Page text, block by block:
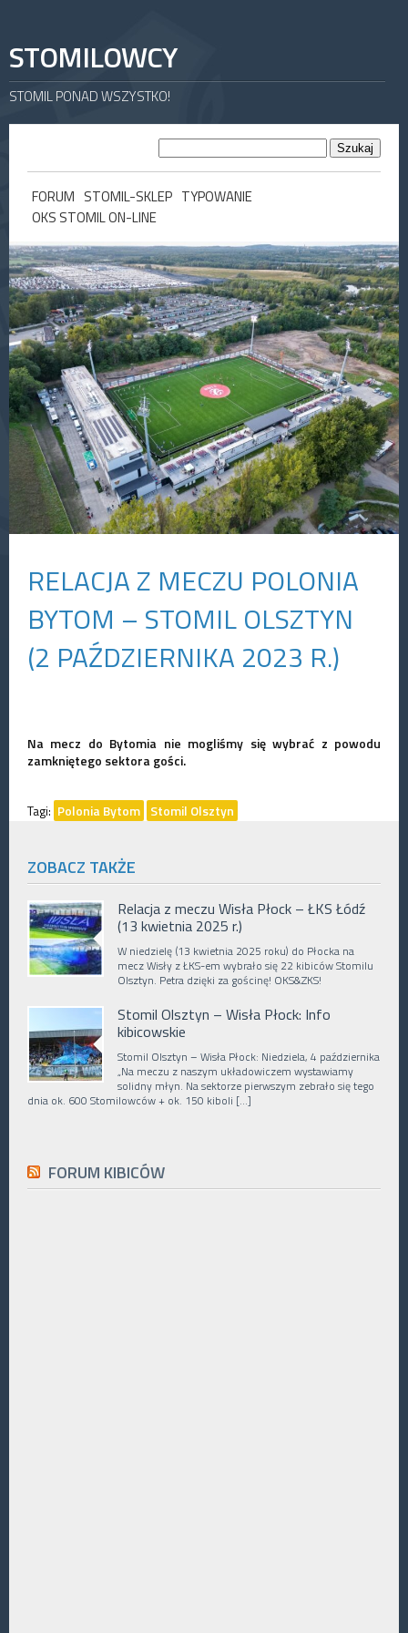
STOMILOWCY
STOMIL PONAD WSZYSTKO!
FORUM STOMIL-SKLEP TYPOWANIE
OKS STOMIL ON-LINE
RELACJA Z MECZU POLONIA
BYTOM – STOMIL OLSZTYN
(2 PAŹDZIERNIKA 2023 R.)
Na mecz do Bytomia nie mogliśmy się wybrać z powodu
zamkniętego sektora gości.
Tagi: Polonia Bytom Stomil Olsztyn
ZOBACZ TAKŻE
Relacja z meczu Wisła Płock – ŁKS Łódź
(13 kwietnia 2025 r.)
W niedzielę (13 kwietnia 2025 roku) do Płocka na
mecz Wisły z ŁKS-em wybrało się 22 kibiców Stomilu
Olsztyn. Petra dzięki za gościnę! OKS&ZKS!
Stomil Olsztyn – Wisła Płock: Info
kibicowskie
Stomil Olsztyn – Wisła Płock: Niedziela, 4 października
„Na meczu z naszym układowiczem wystawiamy
solidny młyn. Na sektorze pierwszym zebrało się tego
dnia ok. 600 Stomilowców + ok. 150 kiboli […]
FORUM KIBICÓW